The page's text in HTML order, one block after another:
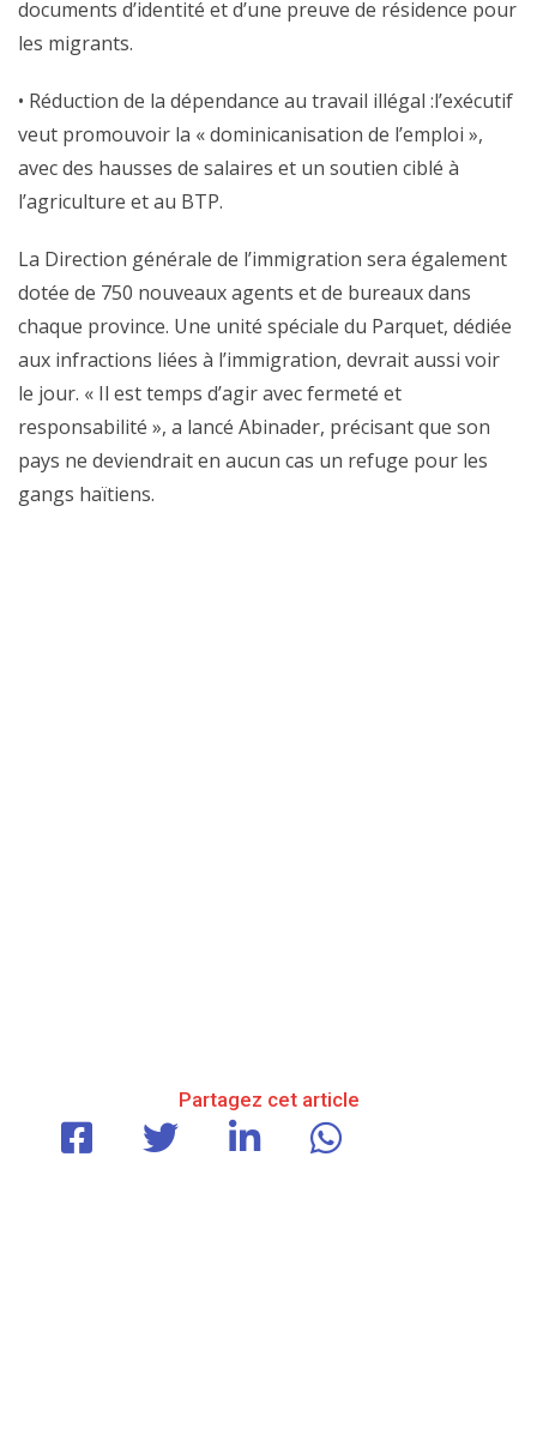
documents d’identité et d’une preuve de résidence pour
les migrants.
• Réduction de la dépendance au travail illégal :l’exécutif
veut promouvoir la « dominicanisation de l’emploi »,
avec des hausses de salaires et un soutien ciblé à
l’agriculture et au BTP.
La Direction générale de l’immigration sera également
dotée de 750 nouveaux agents et de bureaux dans
chaque province. Une unité spéciale du Parquet, dédiée
aux infractions liées à l’immigration, devrait aussi voir
le jour. « Il est temps d’agir avec fermeté et
responsabilité », a lancé Abinader, précisant que son
pays ne deviendrait en aucun cas un refuge pour les
gangs haïtiens.
Partagez cet article